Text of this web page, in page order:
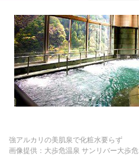
強アルカリの美肌泉で化粧水要らず
画像提供：大歩危温泉 サンリバー大歩危